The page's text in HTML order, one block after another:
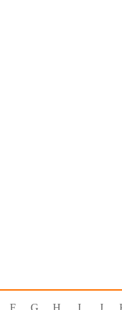
F G H I J